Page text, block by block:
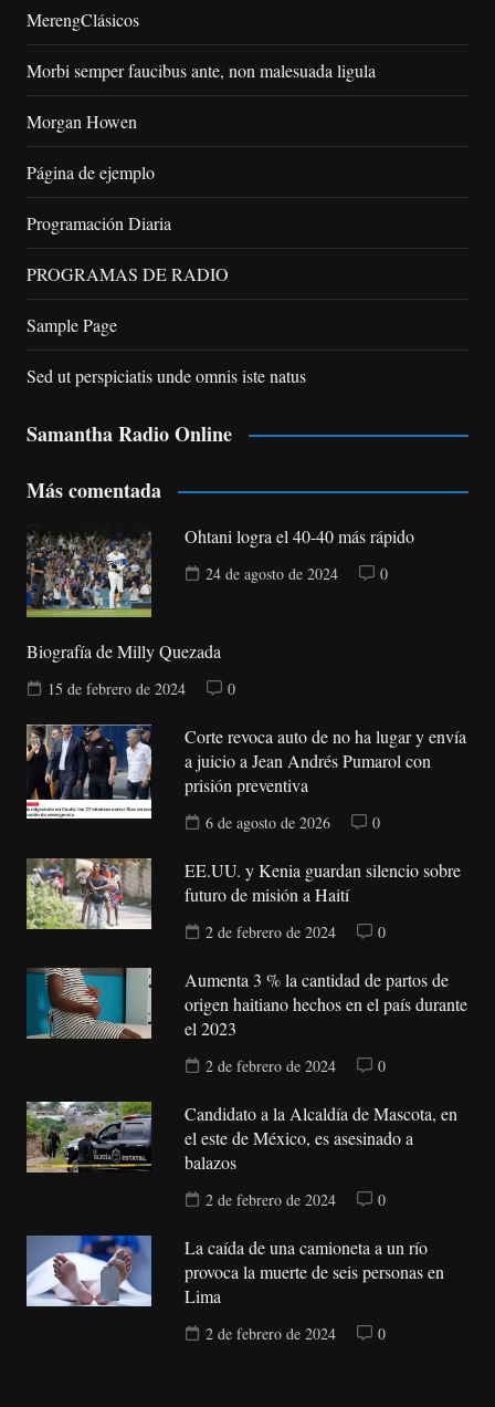
MerengClásicos
Morbi semper faucibus ante, non malesuada ligula
Morgan Howen
Página de ejemplo
Programación Diaria
PROGRAMAS DE RADIO
Sample Page
Sed ut perspiciatis unde omnis iste natus
Samantha Radio Online
Más comentada
Ohtani logra el 40-40 más rápido
24 de agosto de 2024 0
Biografía de Milly Quezada
15 de febrero de 2024 0
Corte revoca auto de no ha lugar y envía
a juicio a Jean Andrés Pumarol con
prisión preventiva
6 de agosto de 2026 0
EE.UU. y Kenia guardan silencio sobre
futuro de misión a Haití
2 de febrero de 2024 0
Aumenta 3 % la cantidad de partos de
origen haitiano hechos en el país durante
el 2023
2 de febrero de 2024 0
Candidato a la Alcaldía de Mascota, en
el este de México, es asesinado a
balazos
2 de febrero de 2024 0
La caída de una camioneta a un río
provoca la muerte de seis personas en
Lima
2 de febrero de 2024 0